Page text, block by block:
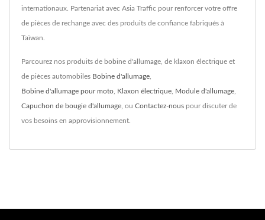
internationaux. Partenariat avec Asia Traffic pour renforcer votre offre
de pièces de rechange avec des produits de confiance fabriqués à
Taïwan.
Parcourez nos produits de bobine d'allumage, de klaxon électrique et
de pièces automobiles Bobine d'allumage
Bobine d'allumage pour moto Klaxon électrique Module d'allumage
Capuchon de bougie d'allumage , ou Contactez-nous pour discuter de
vos besoins en approvisionnement.